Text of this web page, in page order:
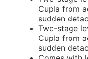
Cupla from
sudden
Two-stage
Cupla from
sudden